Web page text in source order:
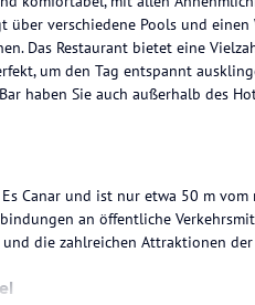
verschiedene Pools und einen
Das Restaurant bietet eine
um den Tag entspannt
haben Sie auch außerhalb des
Canar und ist nur etwa 50 m
an öffentliche
die zahlreichen Attraktionen